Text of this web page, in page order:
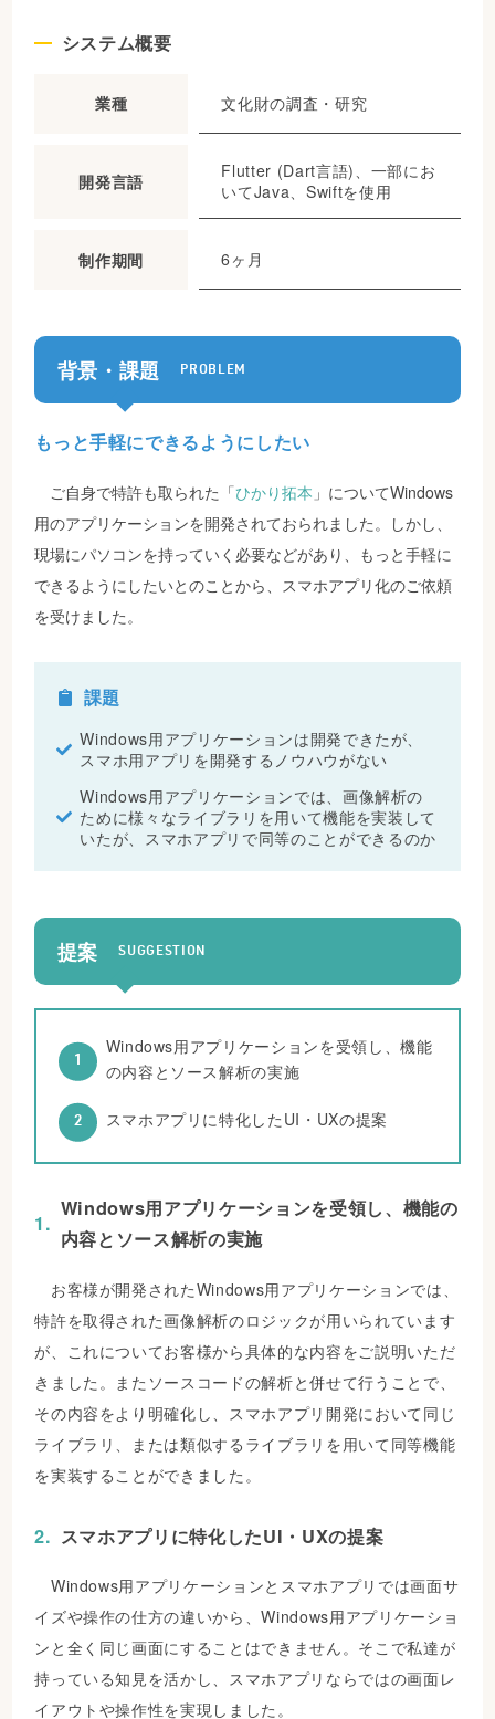
システム概要
業種 文化財の調査・研究
開発言語
Flutter (Dart言語)、一部にお
いてJava、Swiftを使用
制作期間 6ヶ月
背景・課題 PROBLEM
もっと手軽にできるようにしたい
ご自身で特許も取られた「ひかり拓本 」についてWindows
用のアプリケーションを開発されておられました。しかし、
現場にパソコンを持っていく必要などがあり、もっと手軽に
できるようにしたいとのことから、スマホアプリ化のご依頼
を受けました。
課題
Windows用アプリケーションは開発できたが、
スマホ用アプリを開発するノウハウがない
Windows用アプリケーションでは、画像解析の
ために様々なライブラリを用いて機能を実装して
いたが、スマホアプリで同等のことができるのか
提案 SUGGESTION
Windows用アプリケーションを受領し、機能
の内容とソース解析の実施
スマホアプリに特化したUI・UXの提案
Windows用アプリケーションを受領し、機能の
内容とソース解析の実施
お客様が開発されたWindows用アプリケーションでは、
特許を取得された画像解析のロジックが用いられています
が、これについてお客様から具体的な内容をご説明いただ
きました。またソースコードの解析と併せて行うことで、
その内容をより明確化し、スマホアプリ開発において同じ
ライブラリ、または類似するライブラリを用いて同等機能
を実装することができました。
スマホアプリに特化したUI・UXの提案
Windows用アプリケーションとスマホアプリでは画面サ
イズや操作の仕方の違いから、Windows用アプリケーショ
ンと全く同じ画面にすることはできません。そこで私達が
持っている知見を活かし、スマホアプリならではの画面レ
イアウトや操作性を実現しました。